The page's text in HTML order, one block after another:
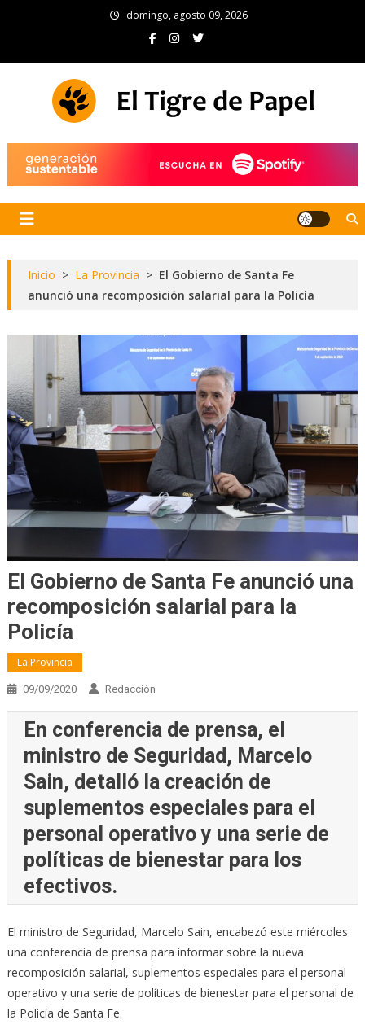
domingo, agosto 09, 2026
Inicio > La Provincia > El Gobierno de Santa Fe
anunció una recomposición salarial para la Policía
El Gobierno de Santa Fe anunció una
recomposición salarial para la
Policía
La Provincia
09/09/2020 Redacción
En conferencia de prensa, el
ministro de Seguridad, Marcelo
Sain, detalló la creación de
suplementos especiales para el
personal operativo y una serie de
políticas de bienestar para los
efectivos.
El ministro de Seguridad, Marcelo Sain, encabezó este miércoles
una conferencia de prensa para informar sobre la nueva
recomposición salarial, suplementos especiales para el personal
operativo y una serie de políticas de bienestar para el personal de
la Policía de Santa Fe.